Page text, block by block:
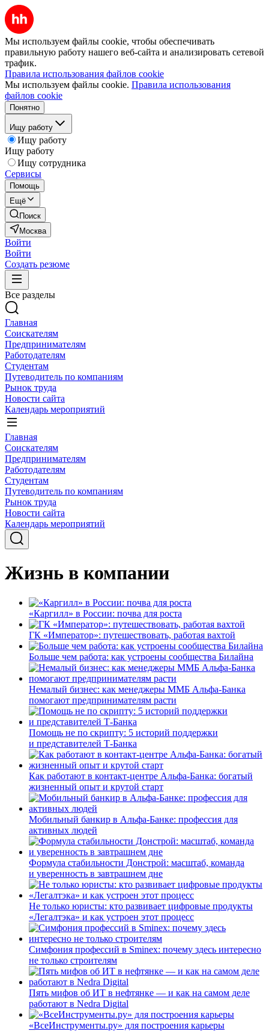
Мы используем файлы cookie, чтобы обеспечивать
правильную работу нашего веб-сайта и анализировать сетевой
трафик.
Правила использования файлов cookie
Мы используем файлы cookie. Правила использования
файлов cookie
Понятно
Ищу работу
Ищу работу
Ищу работу
Ищу сотрудника
Сервисы
Помощь
Ещё
Поиск
Москва
Войти
Войти
Создать резюме
Все разделы
Главная
Соискателям
Предпринимателям
Работодателям
Студентам
Путеводитель по компаниям
Рынок труда
Новости сайта
Календарь мероприятий
Главная
Соискателям
Предпринимателям
Работодателям
Студентам
Путеводитель по компаниям
Рынок труда
Новости сайта
Календарь мероприятий
Жизнь в компании
«Каргилл» в России: почва для роста
ГК «Император»: путешествовать, работая вахтой
Больше чем работа: как устроены сообщества Билайна
Немалый бизнес: как менеджеры ММБ Альфа-Банка
помогают предпринимателям расти
Помощь не по скрипту: 5 историй поддержки
и представителей Т-Банка
Как работают в контакт-центре Альфа-Банка: богатый
жизненный опыт и крутой старт
Мобильный банкир в Альфа-Банке: профессия для
активных людей
Формула стабильности Донстрой: масштаб, команда
и уверенность в завтрашнем дне
Не только юристы: кто развивает цифровые продукты
«Легалтэка» и как устроен этот процесс
Симфония профессий в Sminex: почему здесь интересно
не только строителям
Пять мифов об ИТ в нефтянке — и как на самом деле
работают в Nedra Digital
«ВсеИнструменты.ру» для построения карьеры